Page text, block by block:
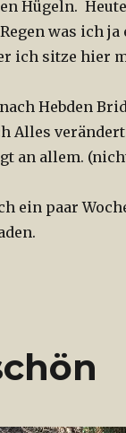
Hügeln.
was ich
ich sitze hier
Hebden
Alles
an allem.
ein paar